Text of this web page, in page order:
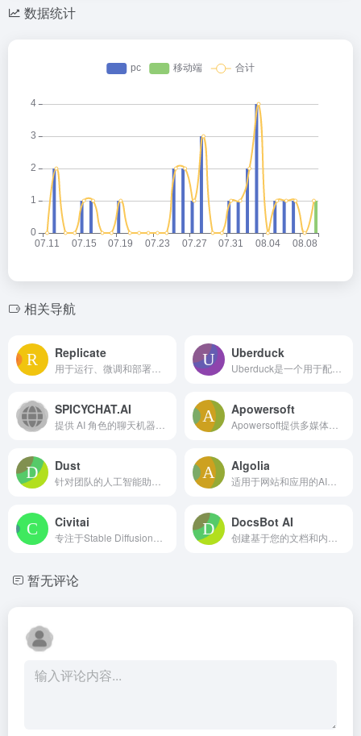
数据统计
相关导航
Replicate Uberduck
SPICYCHAT.AI Apowersoft
Dust Algolia
Civitai DocsBot AI
暂无评论